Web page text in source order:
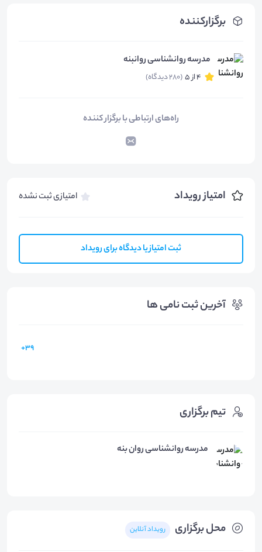
برگزارکننده
مدرسه روانشناسی روانبنه
4 از 5 (280 دیدگاه)
راه‌های ارتباطی با برگزار کننده
امتیاز رویداد امتیازی ثبت نشده
ثبت امتیاز یا دیدگاه برای رویداد
آخرین ثبت نامی ها
39+
محل برگزاری رویداد آنلاین
تیم برگزاری
مدرسه روانشناسی روان بنه